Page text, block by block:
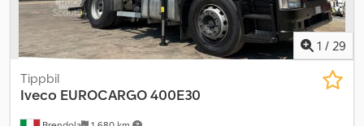
1 / 29
Tippbil
Iveco EUROCARGO 400E30